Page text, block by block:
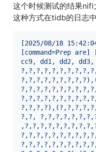
这个时候测试的结果
这种方式在tidb的日志
[2025/08/18
[command=Prep are]
cc9, dd1, dd2,
?,?,